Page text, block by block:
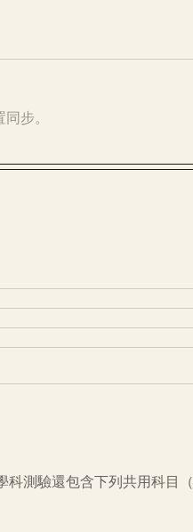
步。
科測驗還包含下列共用科目（